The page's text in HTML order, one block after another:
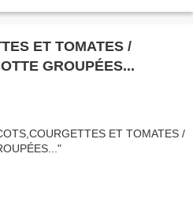
ET TOMATES /
GROUPÉES...